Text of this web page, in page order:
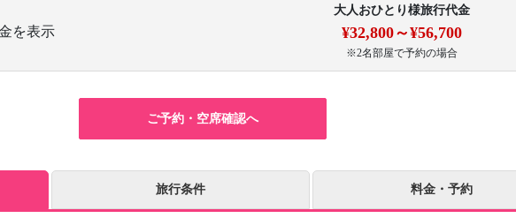
を表示
大人おひとり様旅行代金
¥32,800～¥56,700
※2名部屋で予約の場合
ご予約・空席確認へ
旅行条件 料金・予約